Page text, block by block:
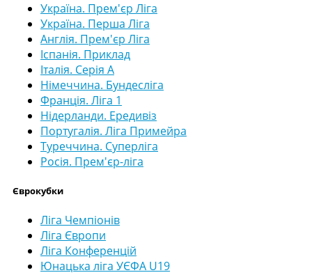
Україна. Прем'єр Ліга
Україна. Перша Ліга
Англія. Прем'єр Ліга
Іспанія. Приклад
Італія. Серія А
Німеччина. Бундесліга
Франція. Ліга 1
Нідерланди. Ередивіз
Португалія. Ліга Примейра
Туреччина. Суперліга
Росія. Прем'єр-ліга
Єврокубки
Ліга Чемпіонів
Ліга Європи
Ліга Конференцій
Юнацька ліга УЄФА U19